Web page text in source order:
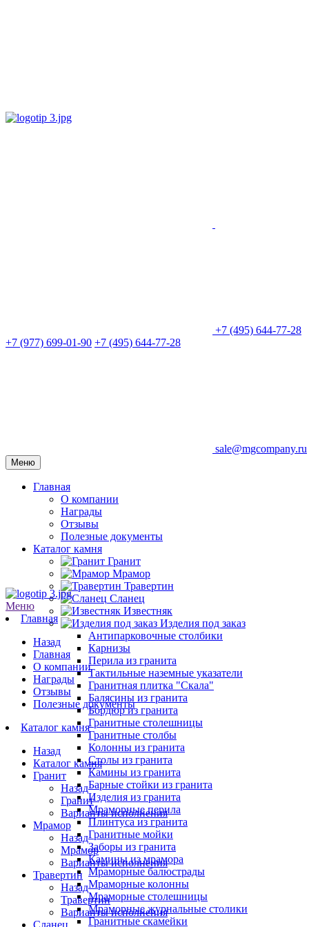
+7 (495) 644-77-28
+7 (977) 699-01-90 +7 (495) 644-77-28
sale@mgcompany.ru
Меню
Главная
О компании
Награды
Отзывы
Полезные документы
Каталог камня
Гранит
Мрамор
Травертин
Сланец
Известняк
Изделия под заказ
Антипарковочные столбики
Карнизы
Перила из гранита
Тактильные наземные указатели
Гранитная плитка "Скала"
Балясины из гранита
Бордюр из гранита
Гранитные столешницы
Гранитные столбы
Колонны из гранита
Столы из гранита
Камины из гранита
Барные стойки из гранита
Изделия из гранита
Мраморные перила
Плинтуса из гранита
Гранитные мойки
Заборы из гранита
Камины из мрамора
Мраморные балюстрады
Мраморные колонны
Мраморные столешницы
Мраморные журнальные столики
Гранитные скамейки
Меню
Главная
Назад
Главная
О компании
Награды
Отзывы
Полезные документы
Каталог камня
Назад
Каталог камня
Гранит
Назад
Гранит
Варианты исполнения
Мрамор
Назад
Мрамор
Варианты исполнения
Травертин
Назад
Травертин
Варианты исполнения
Сланец